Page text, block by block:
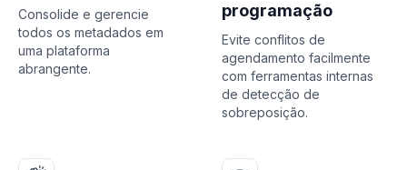
Consolide e gerencie
todos os metadados em
uma plataforma
abrangente.
programação
Evite conflitos de
agendamento facilmente
com ferramentas internas
de detecção de
sobreposição.